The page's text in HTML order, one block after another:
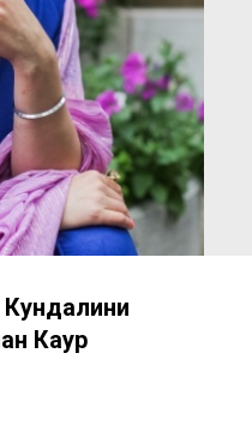
Кундалини
Каур